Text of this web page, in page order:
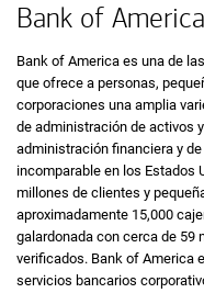
Bank of America
Bank of America es una de
que ofrece a personas,
corporaciones una amplia
de administración de activos
administración financiera y
incomparable en los Estados
millones de clientes y
aproximadamente 15,000
galardonada con cerca de 59
verificados. Bank of America
servicios bancarios